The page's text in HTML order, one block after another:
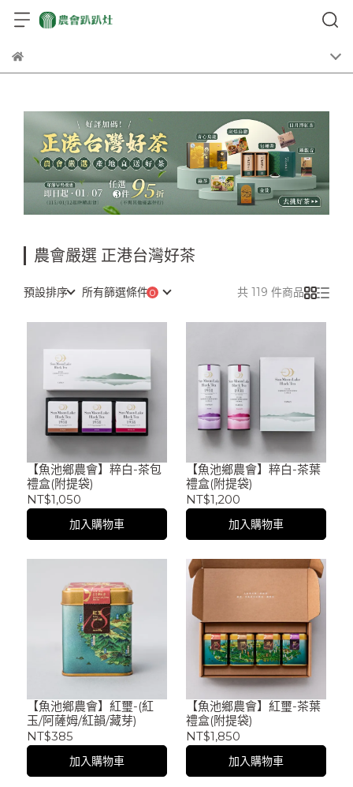
農會嚴選 正港台灣好茶
預設排序 所有篩選條件 共 119 件商品
【魚池鄉農會】粹白-茶包
禮盒(附提袋)
NT$1,050
加入購物車
【魚池鄉農會】粹白-茶葉
禮盒(附提袋)
NT$1,200
加入購物車
【魚池鄉農會】紅璽-(紅
玉/阿薩姆/紅韻/藏芽)
NT$385
加入購物車
【魚池鄉農會】紅璽-茶葉
禮盒(附提袋)
NT$1,850
加入購物車